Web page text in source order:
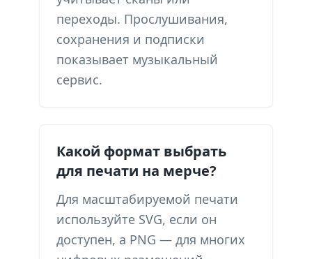
переходы. Прослушивания,
сохранения и подписки
показывает музыкальный
сервис.
Какой формат выбрать
для печати на мерче?
Для масштабируемой печати
используйте SVG, если он
доступен, а PNG — для многих